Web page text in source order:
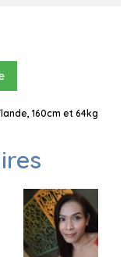
160cm et 64kg